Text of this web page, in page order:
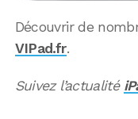
Découvrir de
VIPad.fr.
Suivez l’actualité